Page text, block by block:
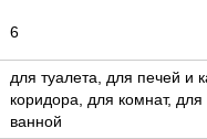
6
для туалета, для печей и
коридора, для комнат, для
ванной